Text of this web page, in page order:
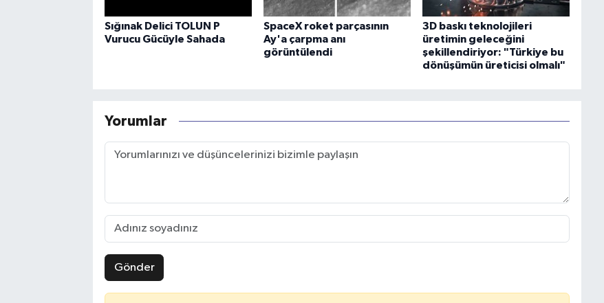
Sığınak Delici TOLUN P
Vurucu Gücüyle Sahada
SpaceX roket parçasının
Ay'a çarpma anı
görüntülendi
3D baskı teknolojileri
üretimin geleceğini
şekillendiriyor: "Türkiye bu
dönüşümün üreticisi olmalı"
Yorumlar
Gönder